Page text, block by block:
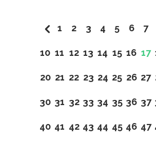
1 2 3 4 5 6 7
10 11 12 13 14 15 16 17
20 21 22 23 24 25 26 27
30 31 32 33 34 35 36 37
40 41 42 43 44 45 46 47